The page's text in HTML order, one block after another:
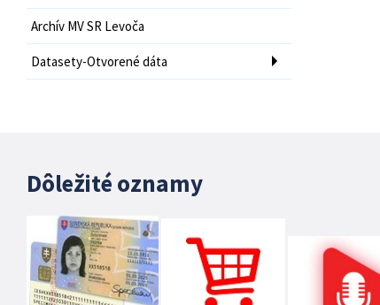
Archív MV SR Levoča
Datasety-Otvorené dáta
Dôležité oznamy